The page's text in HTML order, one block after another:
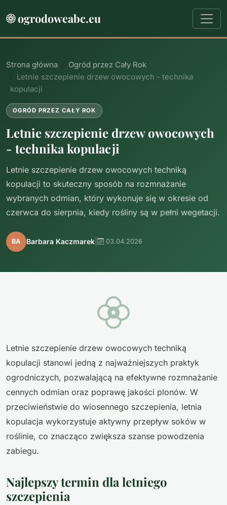
ogrodoweabc.eu
Strona główna
Ogród przez Cały Rok
Letnie szczepienie drzew owocowych - technika
kopulacji
OGRÓD PRZEZ CAŁY ROK
Letnie szczepienie drzew owocowych
- technika kopulacji
Letnie szczepienie drzew owocowych techniką
kopulacji to skuteczny sposób na rozmnażanie
wybranych odmian, który wykonuje się w okresie od
czerwca do sierpnia, kiedy rośliny są w pełni wegetacji.
BA Barbara Kaczmarek 03.04.2026
Letnie szczepienie drzew owocowych techniką
kopulacji stanowi jedną z najważniejszych praktyk
ogrodniczych, pozwalającą na efektywne rozmnażanie
cennych odmian oraz poprawę jakości plonów. W
przeciwieństwie do wiosennego szczepienia, letnia
kopulacja wykorzystuje aktywny przepływ soków w
roślinie, co znacząco zwiększa szanse powodzenia
zabiegu.
Najlepszy termin dla letniego
szczepienia